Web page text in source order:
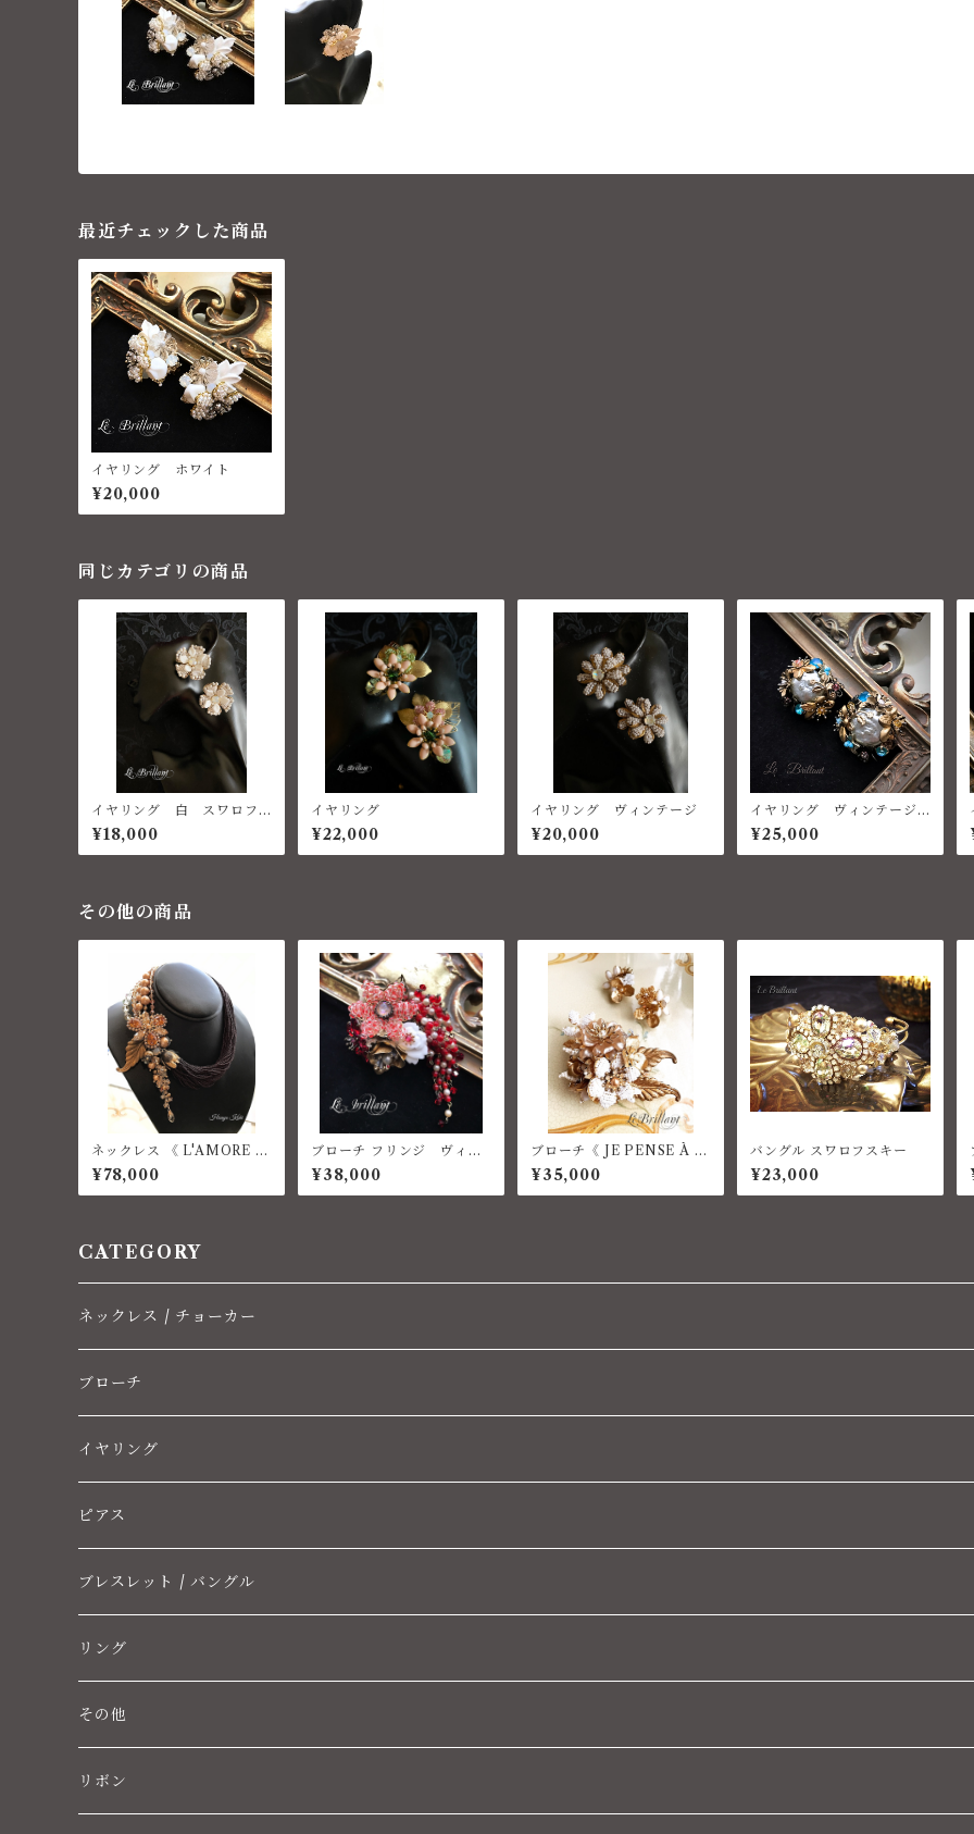
最近チェックした商品
イヤリング ホワイト
¥20,000
同じカテゴリの商品
イヤリング 白 スワロフ
スキー ハウライトターコ
イズ
¥18,000
イヤリング
¥22,000
イヤリング ヴィンテージ
¥20,000
イヤリング ヴィンテージ
パール
¥25,000
その他の商品
ネックレス 《 L'AMORE E
TERNO 》コスチュームジ
ュエリー
¥78,000
ブローチ フリンジ ヴィン
テージ
¥38,000
ブローチ《 JE PENSE À V
OUS 》コスチュームジュエ
リー
¥35,000
バングル スワロフスキー
¥23,000
CATEGORY
ネックレス / チョーカー
ブローチ
イヤリング
ピアス
ブレスレット / バングル
リング
その他
リボン